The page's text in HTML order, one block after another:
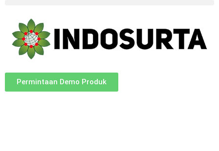
Permintaan Demo Produk